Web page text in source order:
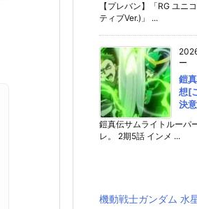
【プレバン】「RG ユニ
ティブVer.)」 ...
ー
鎧
想[
決
鎧真伝サムライトルーパ
レ。 2期5話 インメ ...
機動戦士ガンダム 水